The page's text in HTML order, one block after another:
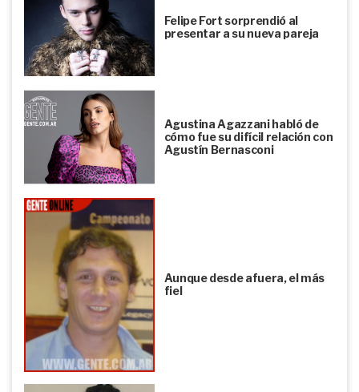
Felipe Fort sorprendió al
presentar a su nueva pareja
Agustina Agazzani habló de
cómo fue su difícil relación con
Agustín Bernasconi
Aunque desde afuera, el más
fiel